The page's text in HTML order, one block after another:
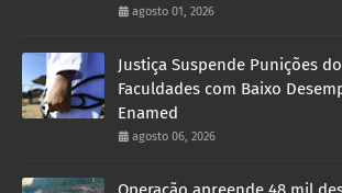
agosto 01, 2026
Justiça Suspende Punições do
Faculdades com Baixo
Enamed
agosto 06, 2026